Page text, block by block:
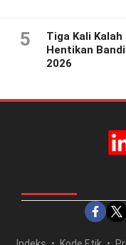
5
Tiga Kali Kalah
Hentikan
2026